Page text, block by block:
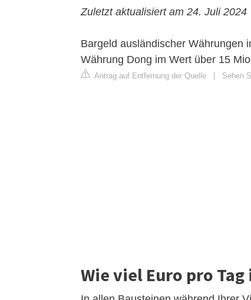
Zuletzt aktualisiert am 24. Juli 2024
Bargeld ausländischer Währungen
Währung Dong im Wert über 15
Antrag auf Entfernung der Quelle Sehen
Wie viel Euro pro